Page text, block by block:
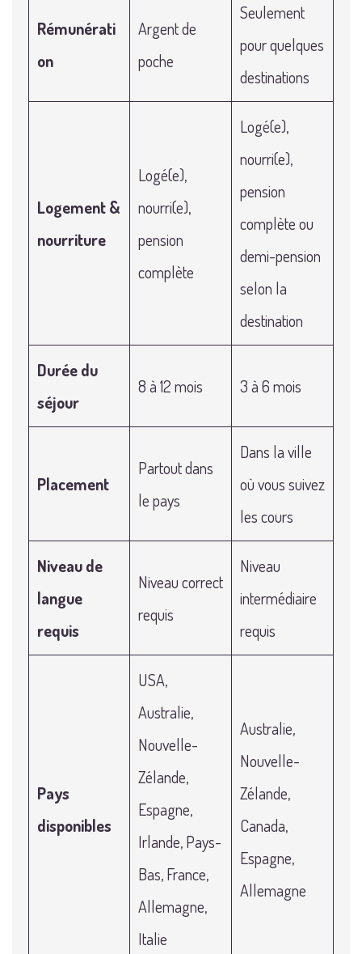
Rémunérati
on
Argent de
poche
Seulement
pour quelques
destinations
Logement &
nourriture
Logé(e),
nourri(e),
pension
complète
Logé(e),
nourri(e),
pension
complète ou
demi-pension
selon la
destination
Durée du
séjour
8 à 12 mois 3 à 6 mois
Placement
Partout dans
le pays
Dans la ville
où vous suivez
les cours
Niveau de
langue
requis
Niveau correct
requis
Niveau
intermédiaire
requis
Pays
disponibles
USA,
Australie,
Nouvelle-
Zélande,
Espagne,
Irlande, Pays-
Bas, France,
Allemagne,
Italie
Australie,
Nouvelle-
Zélande,
Canada,
Espagne,
Allemagne